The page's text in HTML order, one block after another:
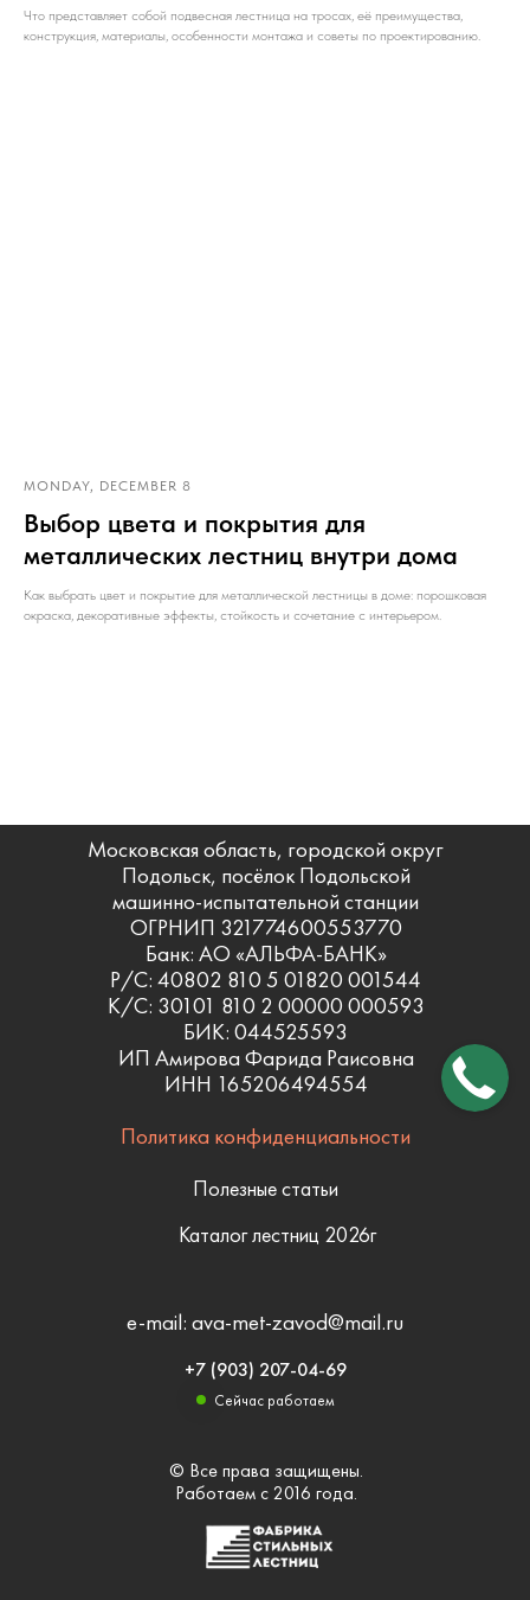
Что представляет собой подвесная лестница на тросах, её преимущества,
конструкция, материалы, особенности монтажа и советы по проектированию.
MONDAY, DECEMBER 8
Выбор цвета и покрытия для
металлических лестниц внутри дома
Как выбрать цвет и покрытие для металлической лестницы в доме: порошковая
окраска, декоративные эффекты, стойкость и сочетание с интерьером.
© Все права защищены.
Работаем с 2016 года.
Сейчас работаем
Московская область, городской округ
Подольск, посёлок Подольской
машинно-испытательной станции
ОГРНИП 321774600553770
Банк: АО «АЛЬФА-БАНК»
Р/С: 40802 810 5 01820 001544
К/С: 30101 810 2 00000 000593
БИК: 044525593
ИП Амирова Фарида Раисовна
ИНН 165206494554
Политика конфиденциальности
Полезные статьи
Каталог лестниц 2026г
e-mail: ava-met-zavod@mail.ru
+7 (903) 207-04-69